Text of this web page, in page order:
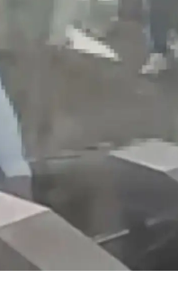
Kocaeli
Malatya
Kahramanmaraş
Mardin